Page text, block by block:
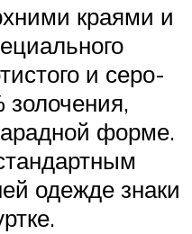
краями и
и серо-
золочения,
форме.
одежде знаки